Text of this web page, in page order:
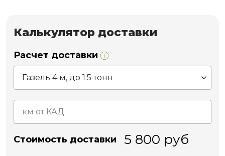
Калькулятор доставки
Расчет доставки
Стоимость доставки 5 800 руб